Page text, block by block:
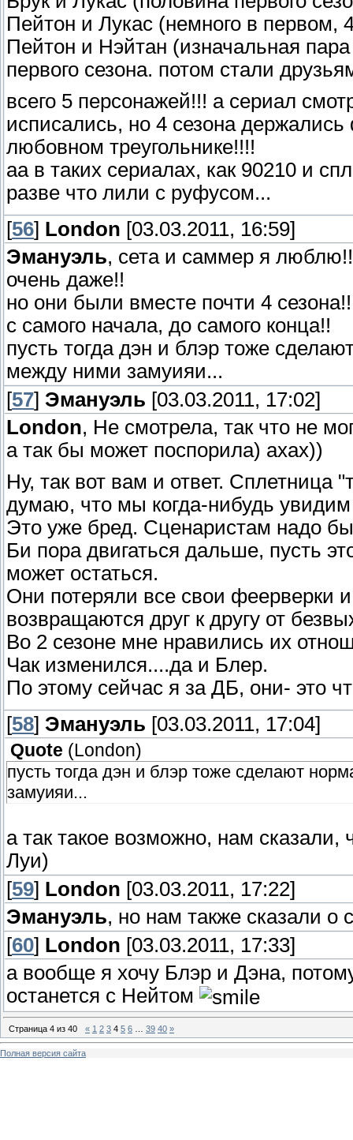
Пейтон и Лукас (немного в первом,
Пейтон и Нэйтан (изначальная
первого сезона. потом стали
всего 5 персонажей!!! а сериал
исписались, но 4 сезона
любовном треугольнике!!!!
аа в таких сериалах, как 90210 и
разве что лили с руфусом...
[56] Londоn [03.03.2011, 16:59]
Эмануэль, сета и саммер я
очень даже!!
но они были вместе почти 4 сезона!!
с самого начала, до самого конца!!
пусть тогда дэн и блэр тоже
между ними замуияи...
[57] Эмануэль [03.03.2011, 17:02]
Londоn, Не смотрела, так что не
а так бы может поспорила) ахах))
Ну, так вот вам и ответ. Сплетница
думаю, что мы когда-нибудь
Это уже бред. Сценаристам надо
Би пора двигаться дальше, пусть
может остаться.
Они потеряли все свои феерверки
возвращаются друг к другу от
Во 2 сезоне мне нравились их
Чак изменился....да и Блер.
По этому сейчас я за ДБ, они- это
[58] Эмануэль [03.03.2011, 17:04]
Quote ( Londоn)
пусть тогда дэн и блэр тоже сделают
замуияи...
а так такое возможно, нам сказали,
Луи)
[59] Londоn [03.03.2011, 17:22]
Эмануэль, но нам также сказали о
[60] Londоn [03.03.2011, 17:33]
а вообще я хочу Блэр и Дэна,
останется с Нейтом
Страница 4 из 40 « 1 2 3 4 5 6 39 40 »
Полная версия сайта